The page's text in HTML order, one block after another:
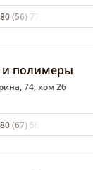
(56) 770-01-24
и полимеры
74, ком 26
(67) 566-74-81